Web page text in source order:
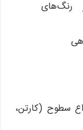
رنگ‌های
سطوح (کارتن،